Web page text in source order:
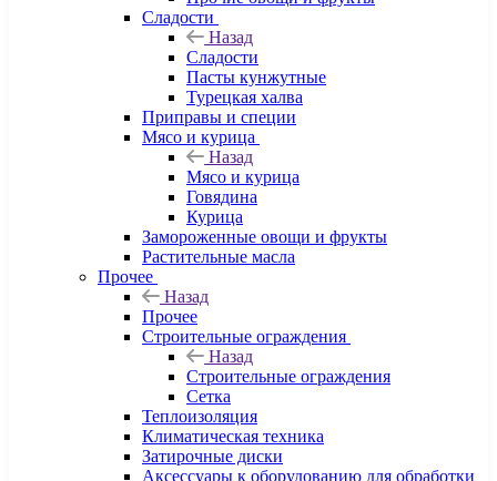
Сладости
Назад
Сладости
Пасты кунжутные
Турецкая халва
Приправы и специи
Мясо и курица
Назад
Мясо и курица
Говядина
Курица
Замороженные овощи и фрукты
Растительные масла
Прочее
Назад
Прочее
Строительные ограждения
Назад
Строительные ограждения
Сетка
Теплоизоляция
Климатическая техника
Затирочные диски
Аксессуары к оборудованию для обработки